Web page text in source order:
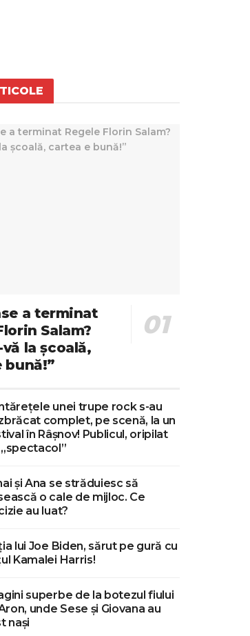
a terminat
Salam?
la școală,
bună!”
unei trupe rock s-au
complet, pe scenă, la un
în Râșnov! Publicul, oripilat
și Ana se străduiesc să
o cale de mijloc. Ce
au luat?
lui Joe Biden, sărut pe gură cu
Kamalei Harris!
superbe de la botezul fiului
unde Sese și Giovana au
nași